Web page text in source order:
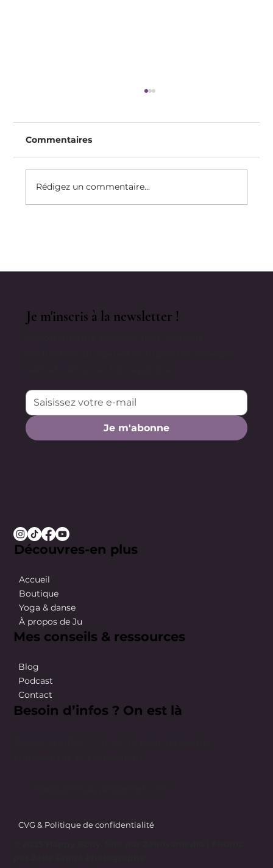
Commentaires
Rédigez un commentaire...
Je m'abonne
Je m'inscris à la newsletter !
CVG & Politique de confidentialité
Découvres-en plus
Accueil
Boutique
Yoga & danse
À propos de Ju
Mes conseils & ressources
Blog
Podcast
Contact
Besoin d’infos ? On est là